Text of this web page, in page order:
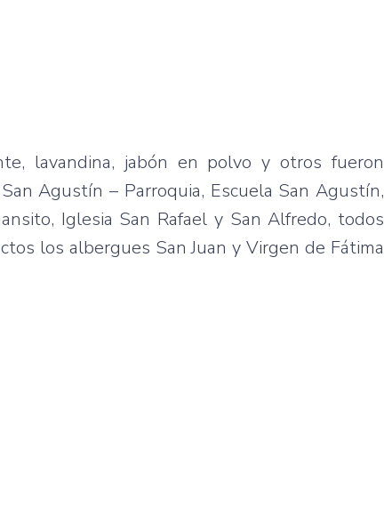
lavandina, jabón en polvo y otros fueron
Agustín – Parroquia, Escuela San Agustín,
Iglesia San Rafael y San Alfredo, todos
los albergues San Juan y Virgen de Fátima